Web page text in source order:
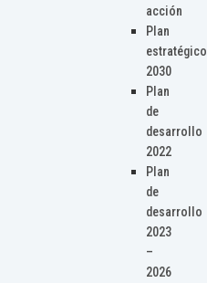
acción
Plan
estratégico
2030
Plan
de
desarrollo
2022
Plan
de
desarrollo
2023
–
2026